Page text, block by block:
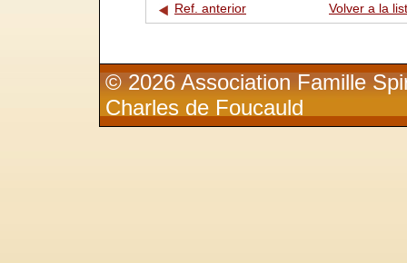
Ref. anterior Volver a la
© 2026 Association Famille
Charles de Foucauld